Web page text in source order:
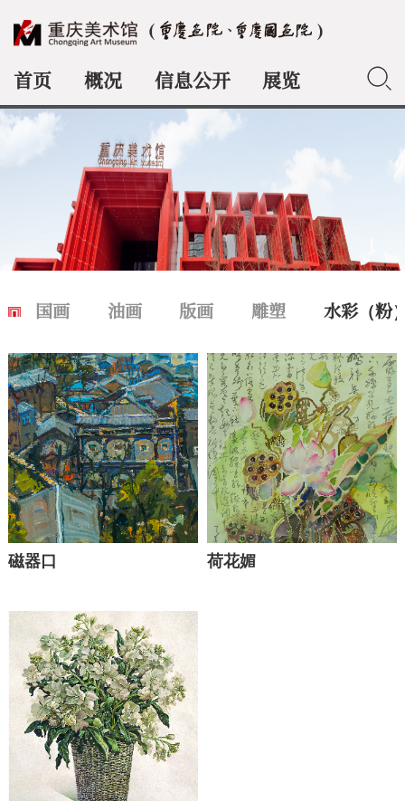
首页 概况 信息公开 展览 典藏
国画 油画 版画 雕塑 水彩（粉
磁器口 荷花媚